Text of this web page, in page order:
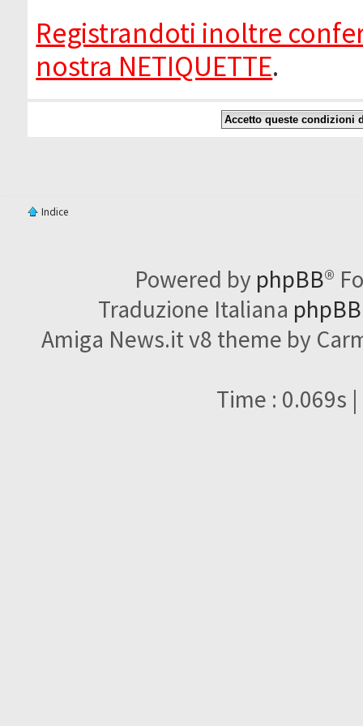
Registrandoti inoltre
nostra NETIQUETTE.
Indice
Powered by phpBB®
Traduzione Italiana
Amiga News.it v8 theme by
Time : 0.069s